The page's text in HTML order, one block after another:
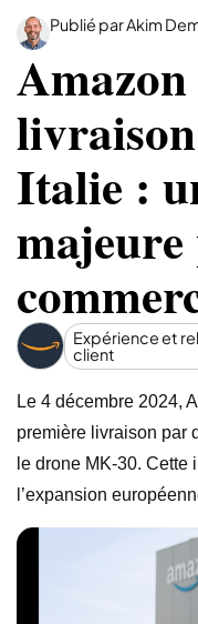
Publié par Akim
Italie :
Expérience et
client
Le 4 décembre 2024,
première livraison par
le drone MK-30.
l’expansion